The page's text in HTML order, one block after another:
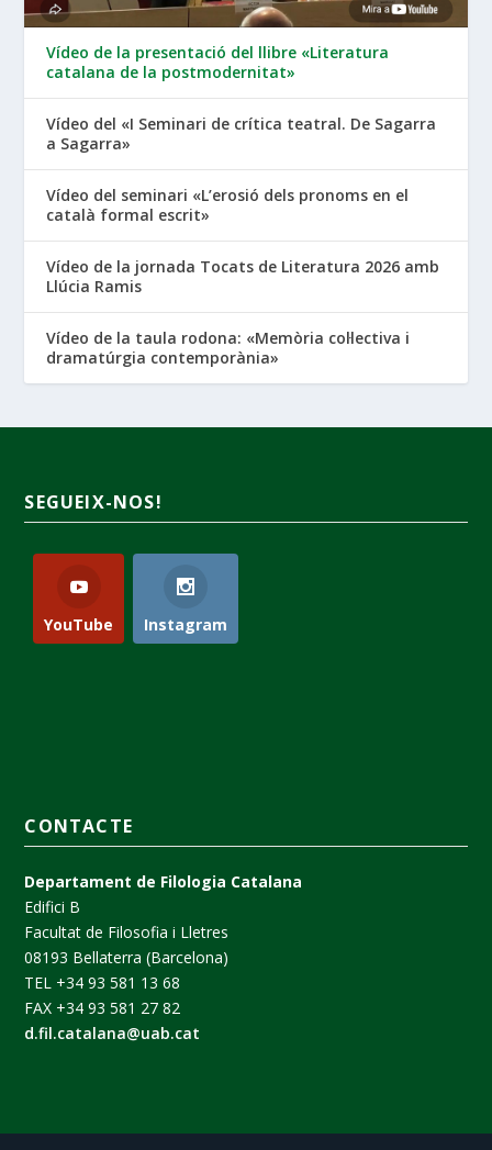
Vídeo de la presentació del llibre «Literatura
catalana de la postmodernitat»
Vídeo del «I Seminari de crítica teatral. De Sagarra
a Sagarra»
Vídeo del seminari «L’erosió dels pronoms en el
català formal escrit»
Vídeo de la jornada Tocats de Literatura 2026 amb
Llúcia Ramis
Vídeo de la taula rodona: «Memòria col·lectiva i
dramatúrgia contemporània»
SEGUEIX-NOS!
YouTube Instagram
CONTACTE
Departament de Filologia Catalana
Edifici B
Facultat de Filosofia i Lletres
08193 Bellaterra (Barcelona)
TEL +34 93 581 13 68
FAX +34 93 581 27 82
d.fil.catalana@uab.cat